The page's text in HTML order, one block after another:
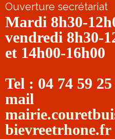
Ouverture secrétariat
Mardi 8h30-
vendredi 8h30-
et 14h00-16h00
Tel : 04 74 59 25
mail
bievreetrhone.fr